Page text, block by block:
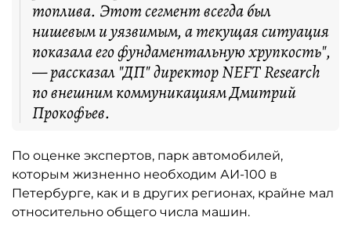
топлива. Этот сегмент всегда был
нишевым и уязвимым, а текущая ситуация
показала его фундаментальную хрупкость",
— рассказал "ДП" директор NEFT Research
по внешним коммуникациям Дмитрий
Прокофьев.
По оценке экспертов, парк автомобилей,
которым жизненно необходим АИ-100 в
Петербурге, как и в других регионах, крайне мал
относительно общего числа машин.